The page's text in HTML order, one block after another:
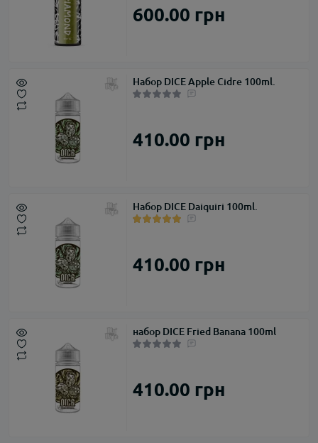
600.00 грн
Набор DICE Apple Cidre 100ml.
410.00 грн
Набор DICE Daiquiri 100ml.
410.00 грн
набор DICE Fried Banana 100ml
410.00 грн